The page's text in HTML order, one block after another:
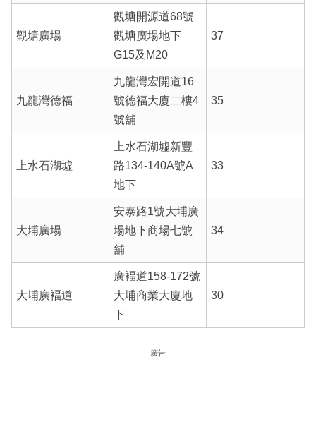
觀塘廣場
觀塘開源道68號
觀塘廣場地下
G15及M20
37
九龍灣德福
九龍灣宏開道16
號德福大廈二樓4
號舖
35
上水石湖墟
上水石湖墟新豐
路134-140A號A
地下
33
大埔廣場
安泰路1號大埔廣
場地下商場七號
舖
34
大埔廣褔道
廣褔道158-172號
大埔商業大廈地
下
30
廣告